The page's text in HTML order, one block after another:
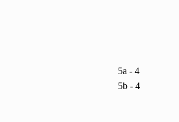
5a - 4
5b - 4